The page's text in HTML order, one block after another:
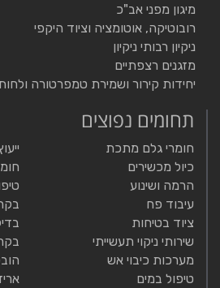
מיגון מפני אב"כ
רובוטיקה, אוטומציה וציוד היקפי
ניקיון רבותי ניקיון
מזגנים רצפתיים
יחידות קירור ושמירת טמפרטורה ולחות
תחומים נפוצים
חומרי גלם מתכת
כיול מכשירים
הרמה ושינוע
עיבוד פח
ציוד בטיחות
שירותי ניקוי תעשייתי
מערכות כיבוי אש
טיפול במים